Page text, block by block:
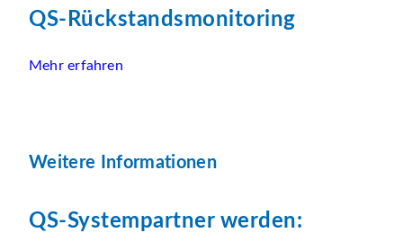
QS-Rückstandsmonitoring
Mehr erfahren
Weitere Informationen
QS-Systempartner werden: